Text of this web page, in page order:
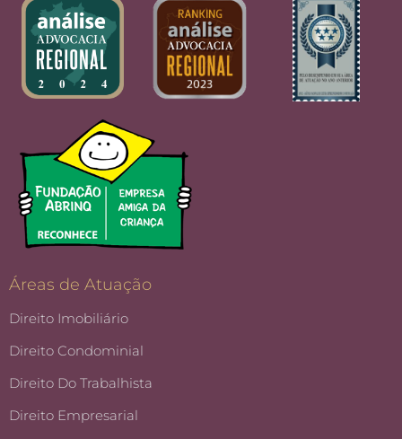
Áreas de Atuação
Direito Imobiliário
Direito Condominial
Direito Do Trabalhista
Direito Empresarial